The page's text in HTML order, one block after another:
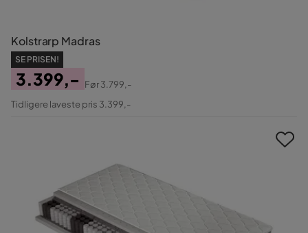
Kolstrarp Madras
SE PRISEN!
Pris
3.399,-
Original
Før3.799,-
Tidligere laveste pris 3.399,-